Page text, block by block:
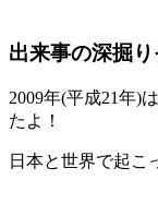
出来事の深掘
2009年(平成21年)
たよ！
日本と世界で起